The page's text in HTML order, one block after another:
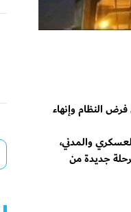
النظام وإنهاء
والمدني،
جديدة من